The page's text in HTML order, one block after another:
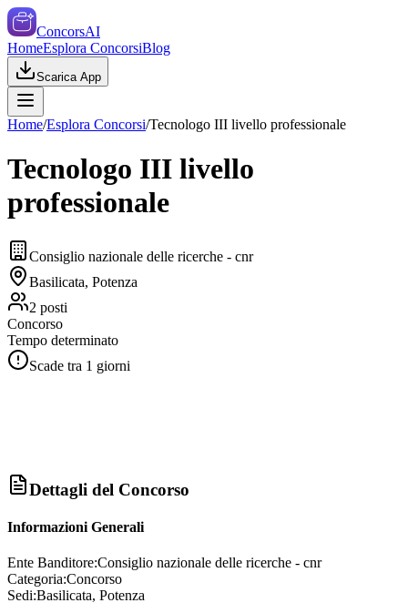
ConcorsAI
HomeEsplora ConcorsiBlog
Scarica App
Home/Esplora Concorsi/Tecnologo III livello professionale
Tecnologo III livello
professionale
Consiglio nazionale delle ricerche - cnr
Basilicata, Potenza
2 posti
Concorso
Tempo determinato
Scade tra 1 giorni
Dettagli del Concorso
Informazioni Generali
Ente Banditore:Consiglio nazionale delle ricerche - cnr
Categoria:Concorso
Sedi:Basilicata, Potenza